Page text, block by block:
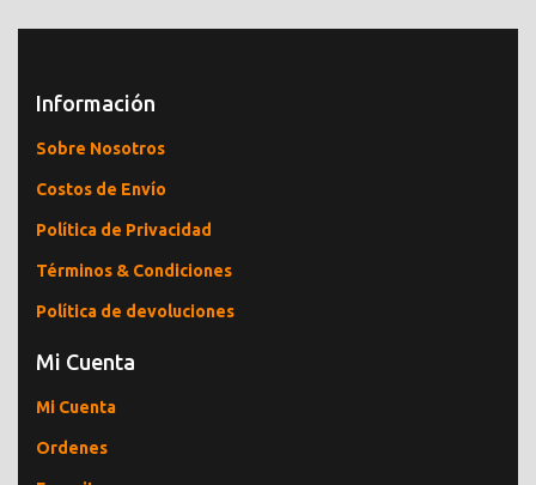
Información
Sobre Nosotros
Costos de Envío
Política de Privacidad
Términos & Condiciones
Política de devoluciones
Mi Cuenta
Mi Cuenta
Ordenes